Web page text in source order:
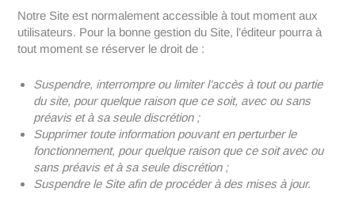
Notre Site est normalement accessible à tout moment aux
utilisateurs. Pour la bonne gestion du Site, l’éditeur pourra à
tout moment se réserver le droit de :
Suspendre, interrompre ou limiter l’accès à tout ou partie
du site, pour quelque raison que ce soit, avec ou sans
préavis et à sa seule discrétion ;
Supprimer toute information pouvant en perturber le
fonctionnement, pour quelque raison que ce soit avec ou
sans préavis et à sa seule discrétion ;
Suspendre le Site afin de procéder à des mises à jour.